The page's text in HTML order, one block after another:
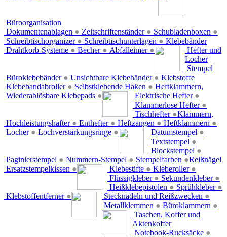
Büroorganisation
Dokumentenablagen ● Zeitschriftenständer ● Schubladenboxen ●
Schreibtischorganizer ● Schreibtischunterlagen ●
Drahtkorb-Systeme ● Becher ● Abfalleimer ●
Klebebänder
Büroklebebänder ● Unsichtbare Klebebänder ●
Klebebandabroller ● Selbstklebende Haken ●
Wiederablösbare Klebepads ●
Hefter und
Locher
Elektrische Hefter ●
Klammerlose Hefter ●
Tischhefter ●
Hochleistungshafter ● Enthefter ● Heftzangen ● Heftklammern ●
Locher ● Lochverstärkungsringe ●
Stempel
Datumstempel ●
Textstempel ●
Blockstempel ●
Paginierstempel ● Nummern-Stempel ● Stempelfarben ●
Ersatzstempelkissen ●
Klebstoffe
Klebestifte ● Kleberoller ●
Flüssigkleber ● Sekundenkleber ●
Heißklebepistolen ● Sprühkleber ●
Klebstoffentferner ●
Heftklammern,
Klammern,
Reißnägel
Stecknadeln und Reißzwecken ●
Metallklemmen ● Büroklammern ●
Taschen, Koffer und
Aktenkoffer
Notebook-Rucksäcke ●